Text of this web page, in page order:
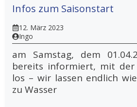
Infos zum Saisonstart
12. März 2023
Ingo
am Samstag, dem
bereits informiert, mit der
los – wir lassen endlich
zu Wasser